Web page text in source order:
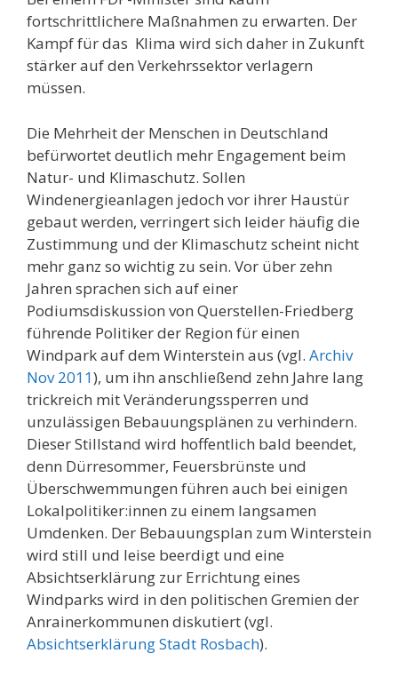
fortschrittlichere Maßnahmen zu erwarten. Der
Kampf für das Klima wird sich daher in Zukunft
stärker auf den Verkehrssektor verlagern
müssen.
Die Mehrheit der Menschen in Deutschland
befürwortet deutlich mehr Engagement beim
Natur- und Klimaschutz. Sollen
Windenergieanlagen jedoch vor ihrer Haustür
gebaut werden, verringert sich leider häufig die
Zustimmung und der Klimaschutz scheint nicht
mehr ganz so wichtig zu sein. Vor über zehn
Jahren sprachen sich auf einer
Podiumsdiskussion von Querstellen-Friedberg
führende Politiker der Region für einen
Windpark auf dem Winterstein aus (vgl. Archiv
Nov 2011), um ihn anschließend zehn Jahre lang
trickreich mit Veränderungssperren und
unzulässigen Bebauungsplänen zu verhindern.
Dieser Stillstand wird hoffentlich bald beendet,
denn Dürresommer, Feuersbrünste und
Überschwemmungen führen auch bei einigen
Lokalpolitiker:innen zu einem langsamen
Umdenken. Der Bebauungsplan zum Winterstein
wird still und leise beerdigt und eine
Absichtserklärung zur Errichtung eines
Windparks wird in den politischen Gremien der
Anrainerkommunen diskutiert (vgl.
Absichtserklärung Stadt Rosbach).